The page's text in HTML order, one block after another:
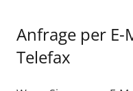
Anfrage per E-
Telefax